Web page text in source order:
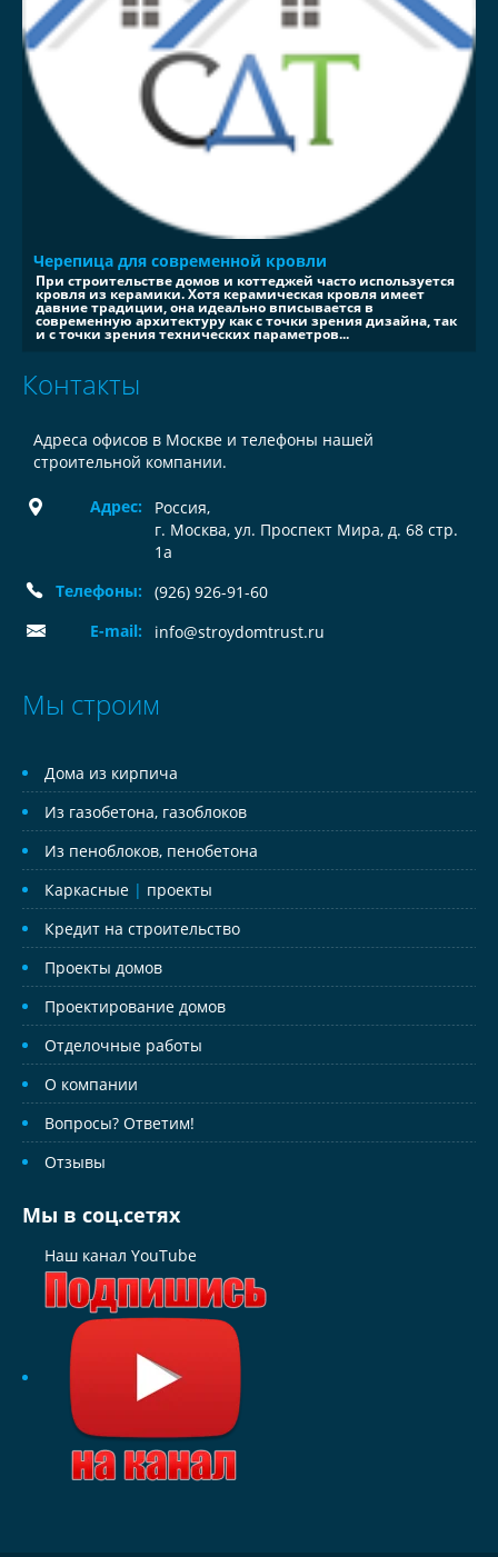
Черепица для современной кровли
При строительстве домов и коттеджей часто используется
кровля из керамики. Хотя керамическая кровля имеет
давние традиции, она идеально вписывается в
современную архитектуру как с точки зрения дизайна, так
и с точки зрения технических параметров...
Контакты
Адреса офисов в Москве и телефоны нашей
строительной компании.
Адрес: Россия,
г. Москва, ул. Проспект Мира, д. 68 стр.
1а
Телефоны:
(926) 926-91-60
E-mail:
info@stroydomtrust.ru
Мы строим
Дома из кирпича
Из газобетона, газоблоков
Из пеноблоков, пенобетона
Каркасные | проекты
Кредит на строительство
Проекты домов
Проектирование домов
Отделочные работы
О компании
Вопросы? Ответим!
Отзывы
Мы в соц.сетях
Наш канал YouTube